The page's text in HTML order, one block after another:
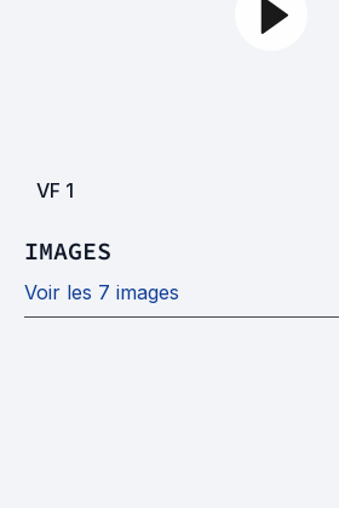
VF 1
IMAGES
Voir les 7 images